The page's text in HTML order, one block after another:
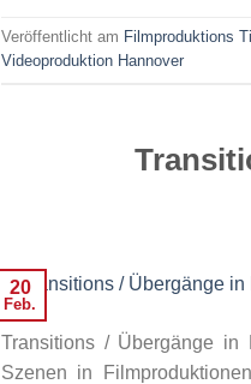
Veröffentlicht am Filmproduktions
Videoproduktion Hannover
20
Feb.
Transitions / Übergänge in
Szenen in